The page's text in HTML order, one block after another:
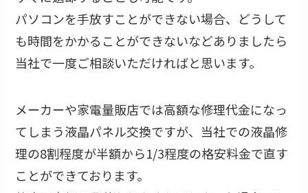
パソコンを手放すことができない場合、どうして
も時間をかかることができないなどありましたら
当社で一度ご相談いただければと思います。
メーカーや家電量販店では高額な修理代金になっ
てしまう液晶パネル交換ですが、当社での液晶修
理の8割程度が半額から1/3程度の格安料金で直す
ことができております。